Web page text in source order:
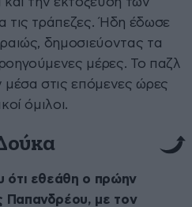
τις τράπεζες. Ήδη έδωσε
δημοσιεύοντας τα
μέρες. Το παζλ
στις επόμενες ώρες
όμιλοι.
ότι εθεάθη ο πρώην
Παπανδρέου, με τον